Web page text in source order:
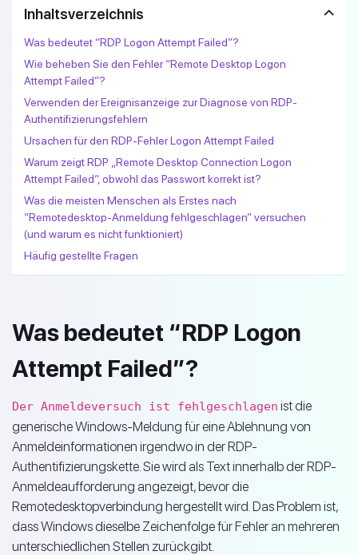
Inhaltsverzeichnis
Was bedeutet “RDP Logon Attempt Failed”?
Wie beheben Sie den Fehler “Remote Desktop Logon
Attempt Failed”?
Verwenden der Ereignisanzeige zur Diagnose von RDP-
Authentifizierungsfehlern
Ursachen für den RDP-Fehler Logon Attempt Failed
Warum zeigt RDP „Remote Desktop Connection Logon
Attempt Failed“, obwohl das Passwort korrekt ist?
Was die meisten Menschen als Erstes nach
“Remotedesktop-Anmeldung fehlgeschlagen” versuchen
(und warum es nicht funktioniert)
Häufig gestellte Fragen
Was bedeutet “RDP Logon
Attempt Failed”?
Der Anmeldeversuch ist fehlgeschlagen ist die
generische Windows-Meldung für eine Ablehnung von
Anmeldeinformationen irgendwo in der RDP-
Authentifizierungskette. Sie wird als Text innerhalb der RDP-
Anmeldeaufforderung angezeigt, bevor die
Remotedesktopverbindung hergestellt wird. Das Problem ist,
dass Windows dieselbe Zeichenfolge für Fehler an mehreren
unterschiedlichen Stellen zurückgibt.